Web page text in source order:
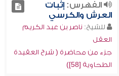
الفهرس:إثبات
العرش والكرسي
للشيخ: ناصر بن عبد الكريم
العقل
جزء من محاضرة ( شرح العقيدة
الطحاوية [58])